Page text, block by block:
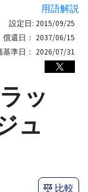
用語解説
設定日: 2015/09/25
償還日： 2037/06/15
基準日： 2026/07/31
ッ
ュ
比較